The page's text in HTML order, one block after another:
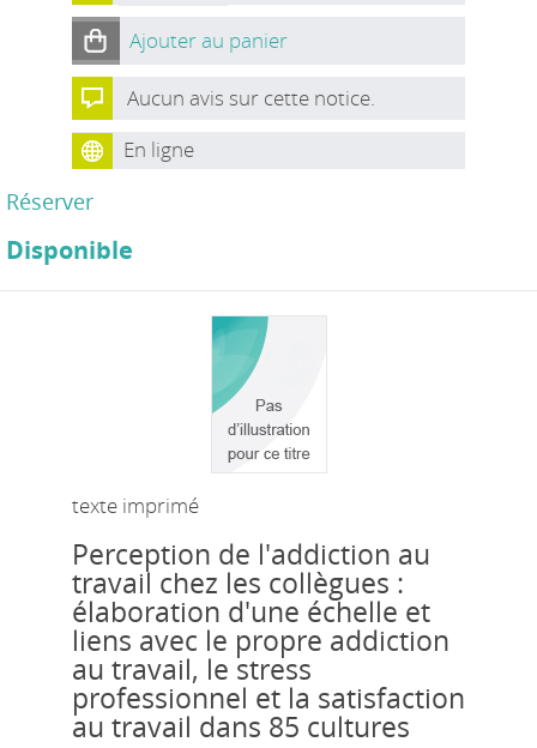
Ajouter au panier
Aucun avis sur cette notice.
En ligne
Réserver
Disponible
texte imprimé
Perception de l'addiction au
travail chez les collègues :
élaboration d'une échelle et
liens avec le propre addiction
au travail, le stress
professionnel et la satisfaction
au travail dans 85 cultures